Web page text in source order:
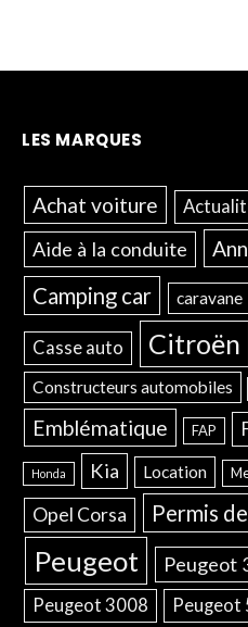
LES MARQUES
Achat voiture
Aide à la conduite
Camping car caravane
Casse auto Citroën
Constructeurs automobiles
Emblématique FAP
Honda Kia Location
Opel Corsa Permis
Peugeot Peugeot
Peugeot 3008 Peugeot